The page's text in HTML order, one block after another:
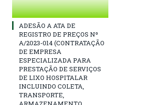
ADESÃO A ATA DE
REGISTRO DE PREÇOS Nº
A/2023-014 (CONTRATAÇÃO
DE EMPRESA
ESPECIALIZADA PARA
PRESTAÇÃO DE SERVIÇOS
DE LIXO HOSPITALAR
INCLUINDO COLETA,
TRANSPORTE,